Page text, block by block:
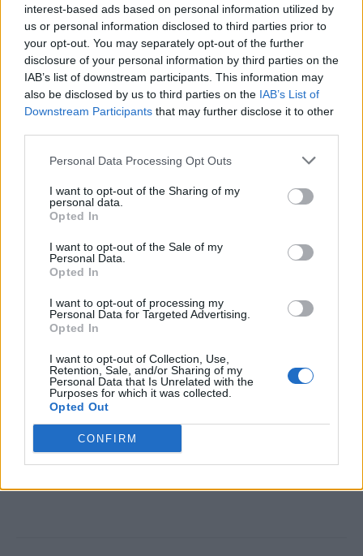
interest-based ads based on personal information utilized by
us or personal information disclosed to third parties prior to
your opt-out. You may separately opt-out of the further
disclosure of your personal information by third parties on the
IAB’s list of downstream participants. This information may
also be disclosed by us to third parties on the IAB’s List of
Downstream Participants that may further disclose it to other
Personal Data Processing Opt Outs
I want to opt-out of the Sharing of my
personal data.
Opted In
I want to opt-out of the Sale of my
Personal Data.
Opted In
I want to opt-out of processing my
Personal Data for Targeted Advertising.
Opted In
I want to opt-out of Collection, Use,
Retention, Sale, and/or Sharing of my
Personal Data that Is Unrelated with the
Purposes for which it was collected.
Opted Out
CONFIRM
angajat un condamnat definitiv (Borza)!
*Diversiunea lui Carmen Dan: face pe „mama
răniților” de la inundații ca să acopere moartea
polițistului prost înarmat
Justiției, sugerează că Timmermans putea fi
mituit de un infractor fugar din România!
pupă cu Dragnea jr. (Fane Porcarul) în fața
pușcăriei Rahova
Acuzații grave. Poliția lui Carmen Dan a
creându-i un regim privilegiat